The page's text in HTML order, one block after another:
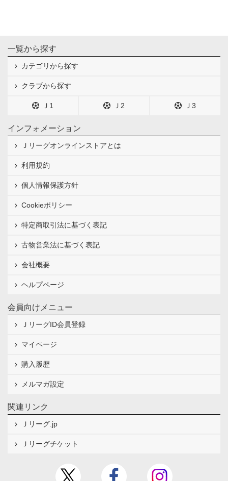
一覧から探す
カテゴリから探す
クラブから探す
Ｊ1 Ｊ2 Ｊ3
インフォメーション
Ｊリーグオンラインストアとは
利用規約
個人情報保護方針
Cookieポリシー
特定商取引法に基づく表記
古物営業法に基づく表記
会社概要
ヘルプページ
会員向けメニュー
ＪリーグID会員登録
マイページ
購入履歴
メルマガ設定
関連リンク
Ｊリーグ.jp
Ｊリーグチケット